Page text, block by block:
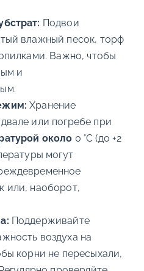
Подвои
влажный песок, торф
Важно, чтобы
и
Хранение
или погребе при
около 0 °C (до +2
могут
или, наоборот,
Поддерживайте
воздуха на
корни не пересыхали,